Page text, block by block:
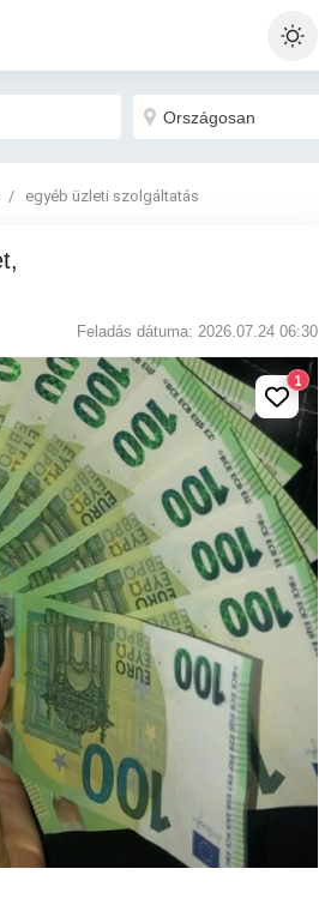
egyéb üzleti szolgáltatás
Feladás dátuma: 2026.07.24 06:30
1